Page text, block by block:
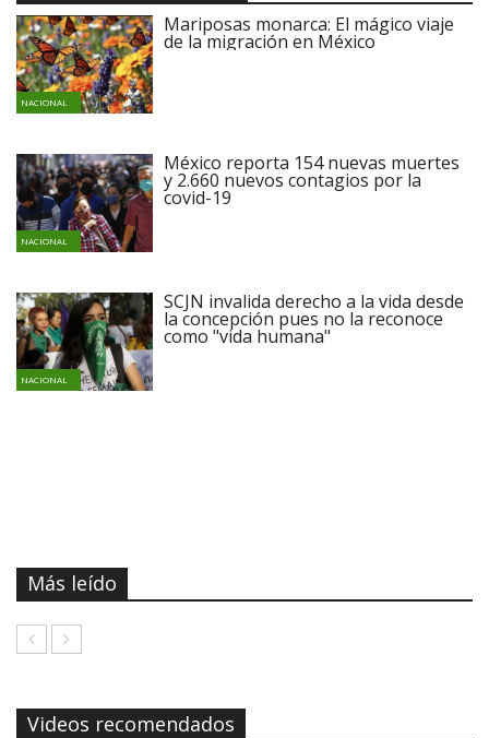
NACIONAL
Mariposas monarca: El mágico viaje
de la migración en México
NACIONAL
México reporta 154 nuevas muertes
y 2.660 nuevos contagios por la
covid-19
NACIONAL
SCJN invalida derecho a la vida desde
la concepción pues no la reconoce
como "vida humana"
Más leído
Videos recomendados